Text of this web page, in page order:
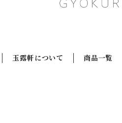
玉露軒について 商品一覧